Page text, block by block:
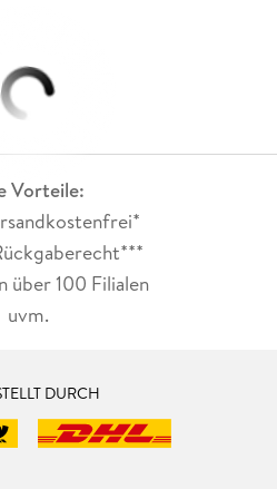
Vorteile:
über 100 Filialen
uvm.
DURCH